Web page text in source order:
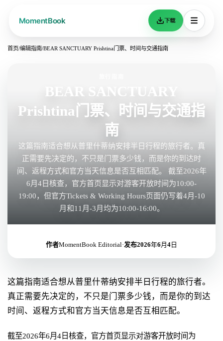
下载
首页/编辑指南/BEAR SANCTUARY Prishtina门票、时间与交通指南
BEAR SANCTUARY
Prishtina门票、时间与交通指
南
这篇指南适合想从普里什蒂纳安排半日行程的旅行者。真
正需要先决定的，不只是门票多少钱，而是你的到达时
间、返程方式和官方当天信息是否互相匹配。 截至2026年
6月4日核查，官方首页显示对游客开放时间为10:00-
19:00，但官方Tickets & Working Hours页面仍写着4月-10
月和11月-3月均为10:00-16:00。
作者MomentBook Editorial·发布2026年6月4日
这篇指南适合想从普里什蒂纳安排半日行程的旅行者。
真正需要先决定的，不只是门票多少钱，而是你的到达
时间、返程方式和官方当天信息是否互相匹配。
截至2026年6月4日核查，官方首页显示对游客开放时间为